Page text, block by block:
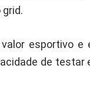
esportivo e
de